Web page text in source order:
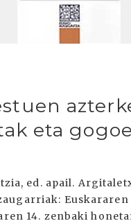
eta
ed. apail.
14. zenbaki